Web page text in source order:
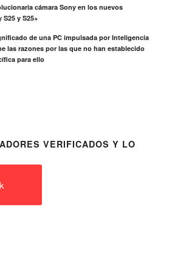
cámara Sony en los nuevos
y S25+
de una PC impulsada por Inteligencia
las razones por las que no han establecido
para ello
VERIFICADOS Y LO